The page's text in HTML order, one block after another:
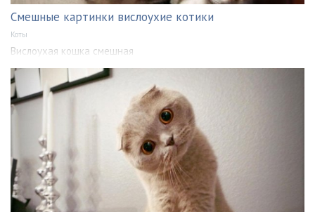
Смешные картинки вислоухие котики
Коты
Вислоухая кошка смешная